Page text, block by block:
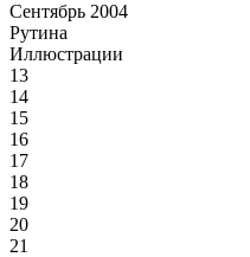
Сентябрь 2004
Рутина
Иллюстрации
13
14
15
16
17
18
19
20
21